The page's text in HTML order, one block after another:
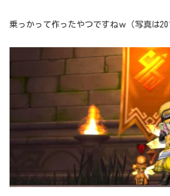
乗っかって作ったやつですねｗ（写真は